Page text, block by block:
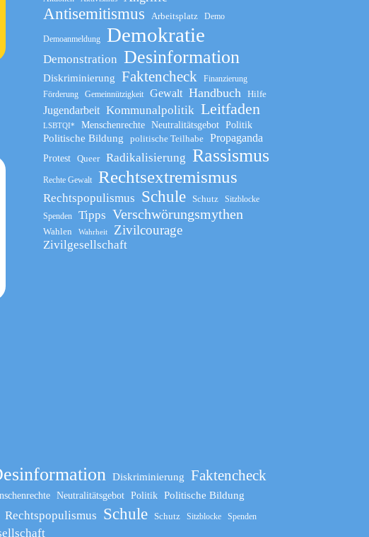
Antisemitismus Arbeitsplatz Demo
Demoanmeldung Demokratie
Demonstration Desinformation
Diskriminierung Faktencheck
Finanzierung
Förderung
Gemeinnützigkeit Gewalt Handbuch Hilfe
Jugendarbeit Kommunalpolitik Leitfaden
LSBTQI* Menschenrechte Neutralitätsgebot Politik
Politische Bildung politische Teilhabe Propaganda
Protest Queer Radikalisierung Rassismus
Rechte Gewalt Rechtsextremismus
Rechtspopulismus Schule Schutz
Sitzblocke
Spenden
Tipps Verschwörungsmythen
Wahlen Wahrheit Zivilcourage
Zivilgesellschaft
Diskriminierung Faktencheck
Neutralitätsgebot Politik Politische Bildung
Rechtspopulismus Schule Schutz Sitzblocke Spenden